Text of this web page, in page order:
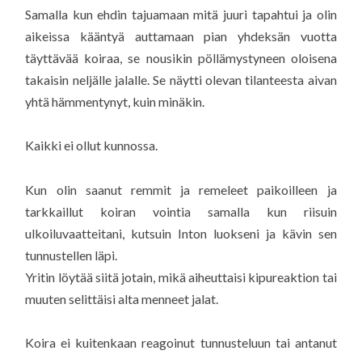
Samalla kun ehdin tajuamaan mitä juuri tapahtui ja olin
aikeissa kääntyä auttamaan pian yhdeksän vuotta
täyttävää koiraa, se nousikin pöllämystyneen oloisena
takaisin neljälle jalalle. Se näytti olevan tilanteesta aivan
yhtä hämmentynyt, kuin minäkin.
Kaikki ei ollut kunnossa.
Kun olin saanut remmit ja remeleet paikoilleen ja
tarkkaillut koiran vointia samalla kun riisuin
ulkoiluvaatteitani, kutsuin Inton luokseni ja kävin sen
tunnustellen läpi.
Yritin löytää siitä jotain, mikä aiheuttaisi kipureaktion tai
muuten selittäisi alta menneet jalat.
Koira ei kuitenkaan reagoinut tunnusteluun tai antanut